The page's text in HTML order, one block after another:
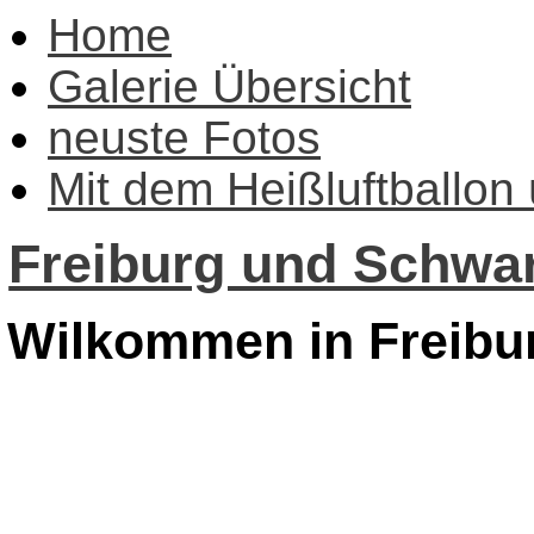
Home
Galerie Übersicht
neuste Fotos
Mit dem Heißluftballon
Freiburg und
Wilkommen in